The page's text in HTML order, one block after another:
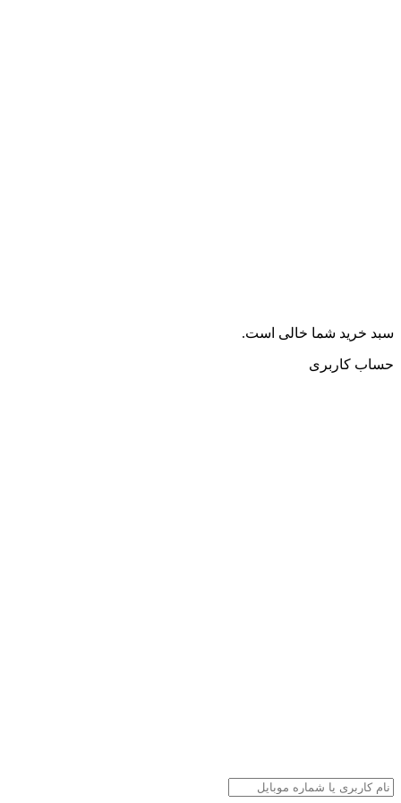
سبد خرید شما خالی است.
حساب کاربری